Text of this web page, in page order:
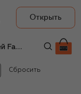
Открыть
Аксессуары для детей Falke
Сбросить